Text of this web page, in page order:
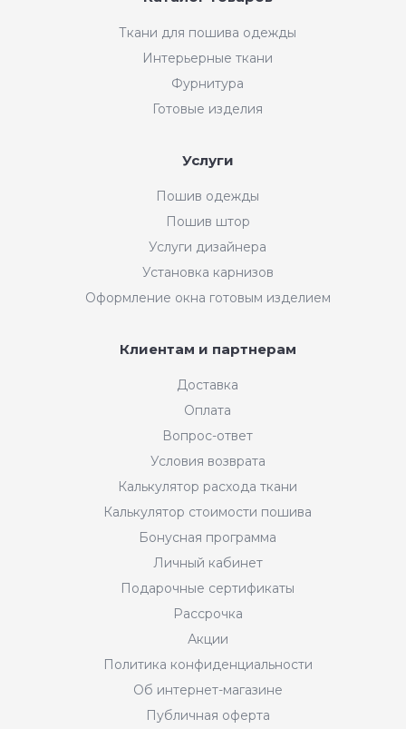
Ткани для пошива одежды
Интерьерные ткани
Фурнитура
Готовые изделия
Услуги
Пошив одежды
Пошив штор
Услуги дизайнера
Установка карнизов
Оформление окна готовым изделием
Клиентам и партнерам
Доставка
Оплата
Вопрос-ответ
Условия возврата
Калькулятор расхода ткани
Калькулятор стоимости пошива
Бонусная программа
Личный кабинет
Подарочные сертификаты
Рассрочка
Акции
Политика конфиденциальности
Об интернет-магазине
Публичная оферта